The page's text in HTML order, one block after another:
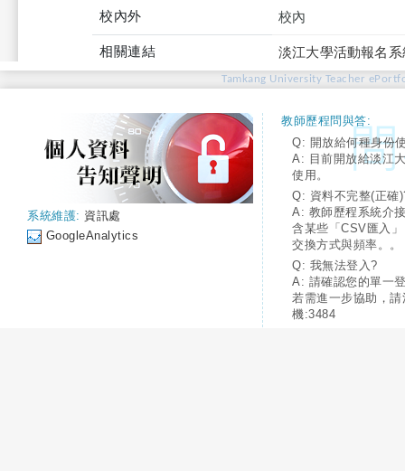
校內外 校內
相關連結 淡江大學活動報名
Tamkang University Teacher
系統維護: 資訊處
GoogleAnalytics
教師歷程問與答:
Q: 開放給何種身份
A: 目前開放給淡江
使用。
Q: 資料不完整(正確
A: 教師歷程系統介
含某些「CSV匯入
交換方式與頻率。。
Q: 我無法登入?
A: 請確認您的單一
若需進一步協助，
機:3484